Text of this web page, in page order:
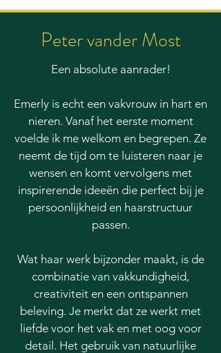
Peter vander Most
Een absolute aanrader!
Emerly is echt een vakvrouw in hart en
nieren. Vanaf het eerste moment
voelde ik me welkom en begrepen. Ze
neemt de tijd om te luisteren naar je
wensen en komt vervolgens met
inspirerende ideeën die perfect bij je
persoonlijkheid en haarstructuur
passen.
Wat haar werk bijzonder maakt, is de
combinatie van vakkundigheid,
creativiteit en een ontspannen
beleving. Je merkt dat ze werkt met
liefde voor het vak en met oog voor
detail. Het gebruik van natuurlijke